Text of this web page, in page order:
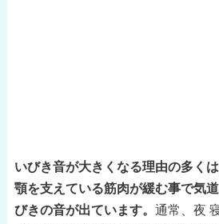
いびき音が大きくなる理由の多く
顎を支えている筋肉が緩む事で気
びきの音が出ています。 通常、夜